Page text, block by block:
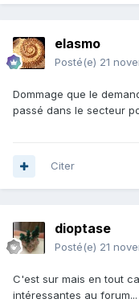
elasmo
Posté(e) 21
Dommage que le
passé dans le secteur
Citer
dioptase
Posté(e) 21
C'est sur mais en tout
intéressantes au forum...